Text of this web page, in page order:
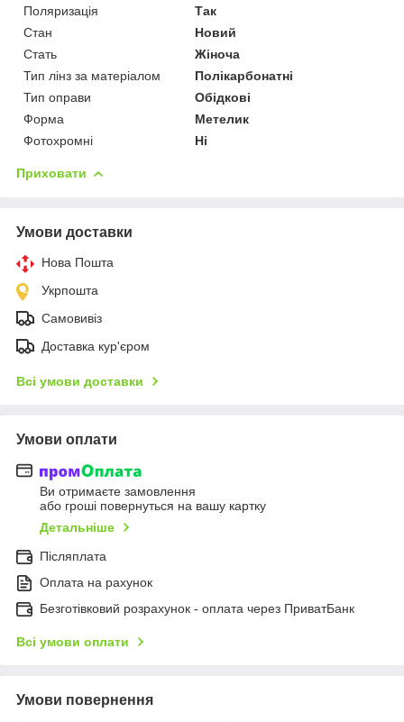
Поляризація
Так
Стан
Новий
Стать
Жіноча
Тип лінз за матеріалом
Полікарбонатні
Тип оправи
Обідкові
Форма
Метелик
Фотохромні
Ні
Приховати
Умови доставки
Нова Пошта
Укрпошта
Самовивіз
Доставка кур'єром
Всі умови доставки
Умови оплати
Ви отримаєте замовлення
або гроші повернуться на вашу картку
Детальніше
Післяплата
Оплата на рахунок
Безготівковий розрахунок - оплата через ПриватБанк
Всі умови оплати
Умови повернення